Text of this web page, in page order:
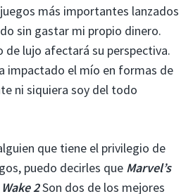
más importantes lanzados
sin gastar mi propio dinero.
de lujo afectará su perspectiva.
impactado el mío en formas de
ni siquiera soy del todo
que tiene el privilegio de
puedo decirles que Marvel’s
2Son dos de los mejores